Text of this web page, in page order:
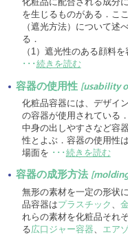
を生じるものがある．こ
（遮光方法）について述
る．
（1）遮光性のある顔料
･･･ 続きを読む
容器の使用性 [usability
化粧品容器には、デザイ
の容器が使用されている
中身の出しやすさなど容
性とよぶ．容器の使用性
場面を ･･･ 続きを読む
容器の成形方法
無形の素材を一定の形状
品容器はプラスチック 、
れらの素材を化粧品それ
る広口ジャー容器、 エア